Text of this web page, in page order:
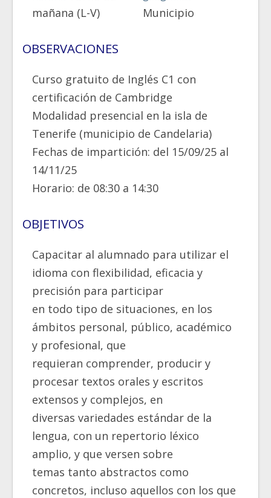
mañana (L-V)
Municipio
OBSERVACIONES
Curso gratuito de Inglés C1 con
certificación de Cambridge
Modalidad presencial en la isla de
Tenerife (municipio de Candelaria)
Fechas de impartición: del 15/09/25 al
14/11/25
Horario: de 08:30 a 14:30
OBJETIVOS
Capacitar al alumnado para utilizar el
idioma con flexibilidad, eficacia y
precisión para participar
en todo tipo de situaciones, en los
ámbitos personal, público, académico
y profesional, que
requieran comprender, producir y
procesar textos orales y escritos
extensos y complejos, en
diversas variedades estándar de la
lengua, con un repertorio léxico
amplio, y que versen sobre
temas tanto abstractos como
concretos, incluso aquellos con los que